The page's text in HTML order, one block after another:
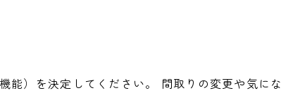
能）を決定してください。 間取りの変更や気にな